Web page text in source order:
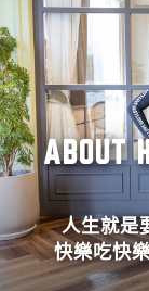
ABOUT
人生就是
快樂吃快